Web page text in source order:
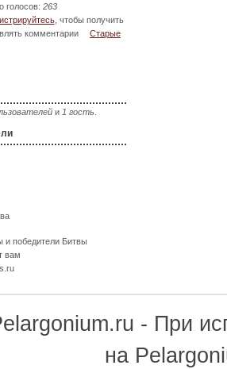
голосов: 263
, чтобы получить
комментарии
Старые
и 1 гость
и победители Битвы
вам
- При
на